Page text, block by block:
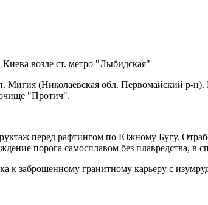
возле ст. метро "Лыбидская"
Мигия (Николаевская обл. Первомайский р-
"Протич".
перед рафтингом по Южному Бугу.
порога самосплавом без плавредства, в
к заброшенному гранитному карьеру с